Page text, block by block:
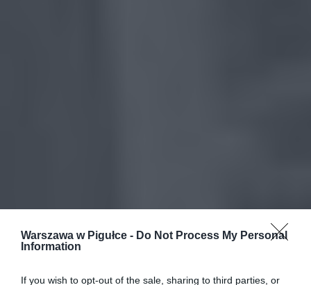
Warszawa w Pigułce - Do Not Process My Personal
Information
If you wish to opt-out of the sale, sharing to third parties, or